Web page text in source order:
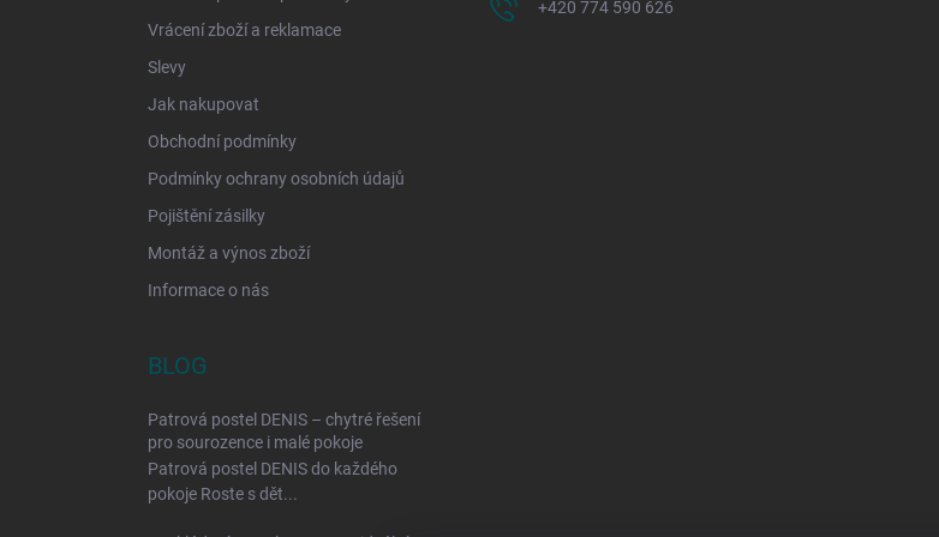
Vrácení zboží a reklamace
Slevy
Jak nakupovat
Obchodní podmínky
Podmínky ochrany osobních údajů
Pojištění zásilky
Montáž a výnos zboží
Informace o nás
+420 774 590 626
BLOG
Patrová postel DENIS – chytré řešení
pro sourozence i malé pokoje
Patrová postel DENIS do každého
pokoje Roste s dět...